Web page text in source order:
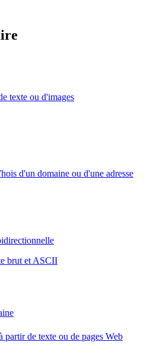
texte ou d'images
d'un domaine ou d'une adresse
brut et ASCII
partir de texte ou de pages Web